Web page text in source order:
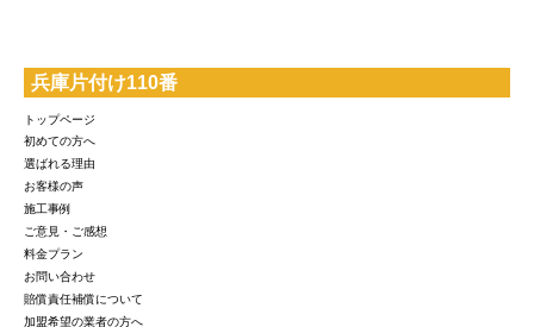
兵庫片付け110番
トップページ
初めての方へ
選ばれる理由
お客様の声
施工事例
ご意見・ご感想
料金プラン
お問い合わせ
賠償責任補償について
加盟希望の業者の方へ